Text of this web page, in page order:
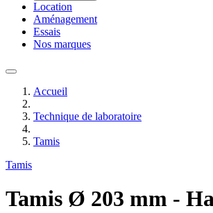
Location
Aménagement
Essais
Nos marques
Accueil
Technique de laboratoire
Tamis
Tamis
Tamis Ø 203 mm -